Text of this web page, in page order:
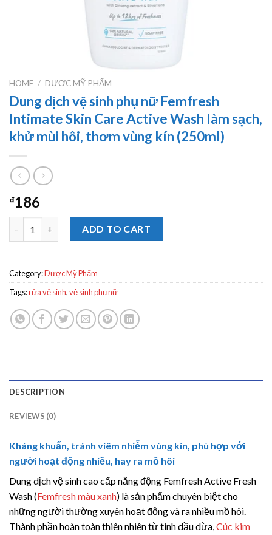
HOME / DƯỢC MỸ PHẨM
Dung dịch vệ sinh phụ nữ Femfresh
Intimate Skin Care Active Wash làm sạch,
khử mùi hôi, thơm vùng kín (250ml)
₫186
Dung dịch vệ sinh phụ nữ Femfresh Intimate Skin Care Active
ADD TO CART
Category:Dược Mỹ Phẩm
Tags:rửa vệ sinh,vệ sinh phụ nữ
DESCRIPTION
REVIEWS (0)
Kháng khuẩn, tránh viêm nhiễm vùng kín, phù hợp với
người hoạt động nhiều, hay ra mồ hôi
Dung dịch vệ sinh cao cấp năng động Femfresh Active Fresh
Wash (Femfresh màu xanh) là sản phẩm chuyên biệt cho
những người thường xuyên hoạt động và ra nhiều mồ hôi.
Thành phần hoàn toàn thiên nhiên từ tinh dầu dừa,Cúc kim